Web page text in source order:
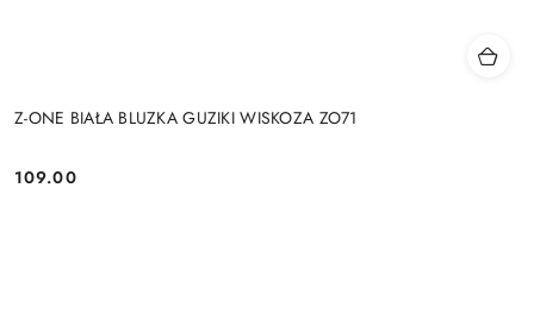
Z-ONE BIAŁA BLUZKA GUZIKI WISKOZA ZO71
Cena:
109.00